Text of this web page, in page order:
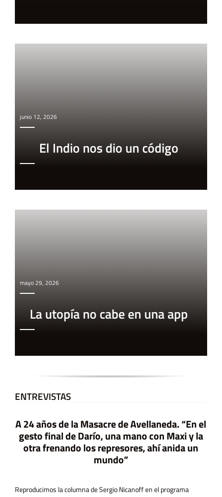
junio 12, 2026
El Indio nos dio un código
mayo 29, 2026
La utopía no cabe en una app
ENTREVISTAS
A 24 años de la Masacre de Avellaneda. “En el
gesto final de Darío, una mano con Maxi y la
otra frenando los represores, ahí anida un
mundo”
Reproducimos la columna de Sergio Nicanoff en el programa